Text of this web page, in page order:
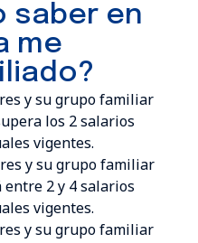
saber en
me
y su grupo familiar
los 2 salarios
vigentes.
y su grupo familiar
entre 2 y 4 salarios
vigentes.
y su grupo familiar